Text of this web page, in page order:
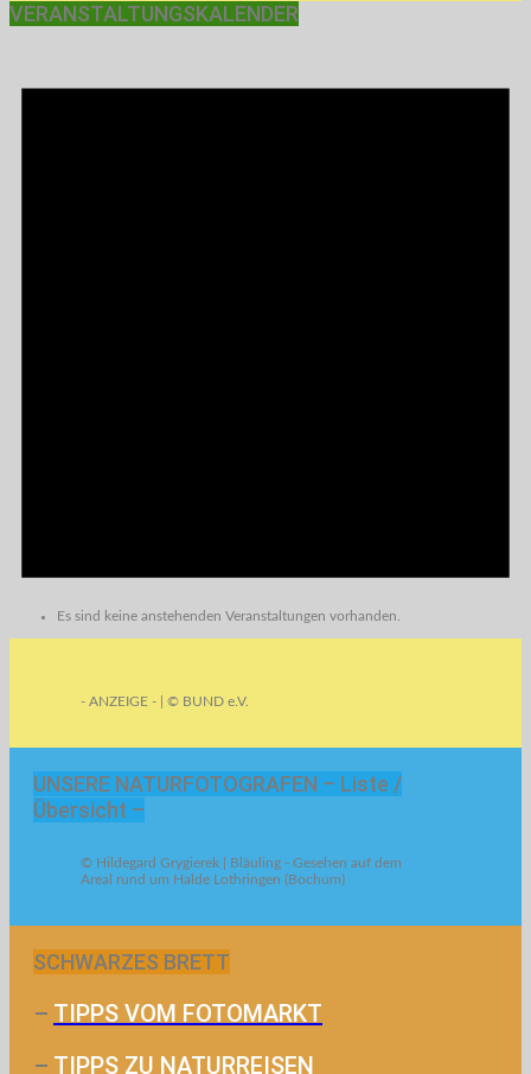
VERANSTALTUNGSKALENDER
Es sind keine anstehenden Veranstaltungen vorhanden.
- ANZEIGE - | © BUND e.V.
UNSERE NATURFOTOGRAFEN – Liste /
Übersicht –
© Hildegard Grygierek | Bläuling - Gesehen auf dem
Areal rund um Halde Lothringen (Bochum)
SCHWARZES BRETT
– TIPPS VOM FOTOMARKT
– TIPPS ZU NATURREISEN